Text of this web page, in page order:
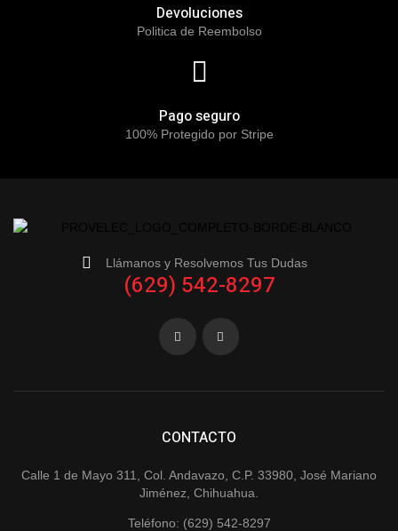
Devoluciones
Politica de Reembolso
Pago seguro
100% Protegido por Stripe
Llámanos y Resolvemos Tus Dudas
(629) 542-8297
CONTACTO
Calle 1 de Mayo 311, Col. Andavazo, C.P. 33980, José Mariano
Jiménez, Chihuahua.
Teléfono: (629) 542-8297